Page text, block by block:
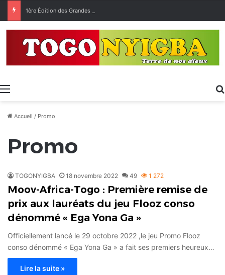
Menu
Accueil / Promo
Promo
TOGONYIGBA 18 novembre 2022 49 1 272
Moov-Africa-Togo : Première remise de
prix aux lauréats du jeu Flooz conso
dénommé « Ega Yona Ga »
Officiellement lancé le 29 octobre 2022 ,le jeu Promo Flooz
conso dénommé « Ega Yona Ga » a fait ses premiers heureux…
Lire la suite »